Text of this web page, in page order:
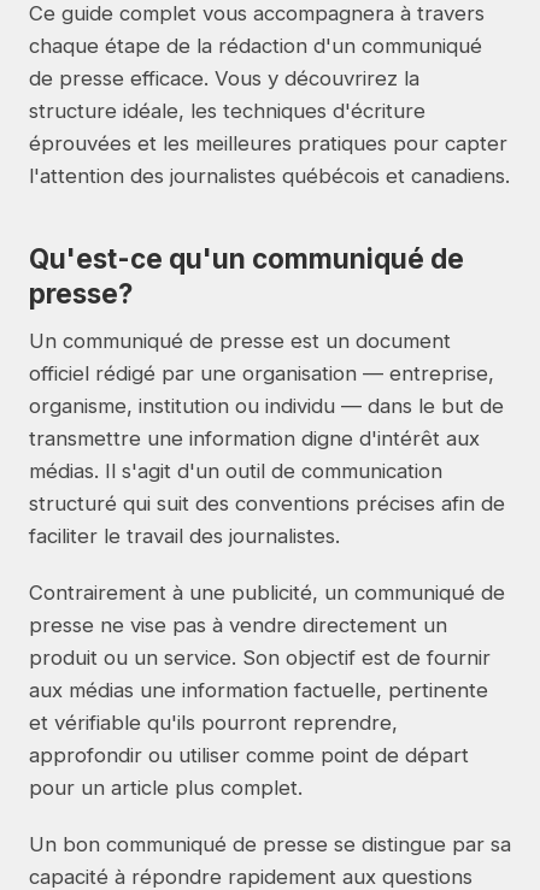
Ce guide complet vous accompagnera à travers
chaque étape de la rédaction d'un communiqué
de presse efficace. Vous y découvrirez la
structure idéale, les techniques d'écriture
éprouvées et les meilleures pratiques pour capter
l'attention des journalistes québécois et canadiens.
Qu'est-ce qu'un communiqué de
presse?
Un communiqué de presse est un document
officiel rédigé par une organisation — entreprise,
organisme, institution ou individu — dans le but de
transmettre une information digne d'intérêt aux
médias. Il s'agit d'un outil de communication
structuré qui suit des conventions précises afin de
faciliter le travail des journalistes.
Contrairement à une publicité, un communiqué de
presse ne vise pas à vendre directement un
produit ou un service. Son objectif est de fournir
aux médias une information factuelle, pertinente
et vérifiable qu'ils pourront reprendre,
approfondir ou utiliser comme point de départ
pour un article plus complet.
Un bon communiqué de presse se distingue par sa
capacité à répondre rapidement aux questions